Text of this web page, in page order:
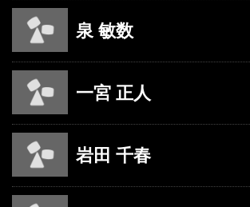
泉 敏数
一宮 正人
岩田 千春